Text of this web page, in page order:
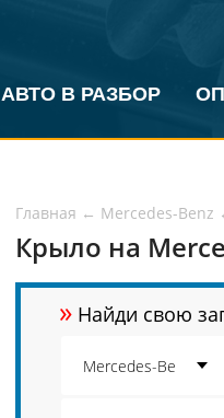
АВТО В РАЗБОР
Главная ← Mercedes-Benz
Крыло на
» Найди свою